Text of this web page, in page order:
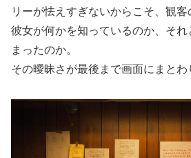
リーが怯えすぎないからこそ、観客
彼女が何かを知っているのか、そ
まったのか。
その曖昧さが最後まで画面にまとわ